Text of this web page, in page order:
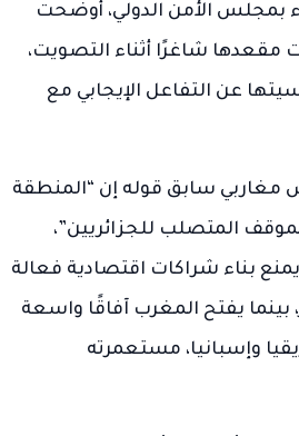
بمجلس الأمن الدولي، أوضحت
مقعدها شاغرًا أثناء التصويت،
عن التفاعل الإيجابي مع
مغاربي سابق قوله إن “المنطقة
المتصلب للجزائريين”،
بناء شراكات اقتصادية فعالة
بينما يفتح المغرب آفاقًا واسعة
وإسبانيا، مستعمرته